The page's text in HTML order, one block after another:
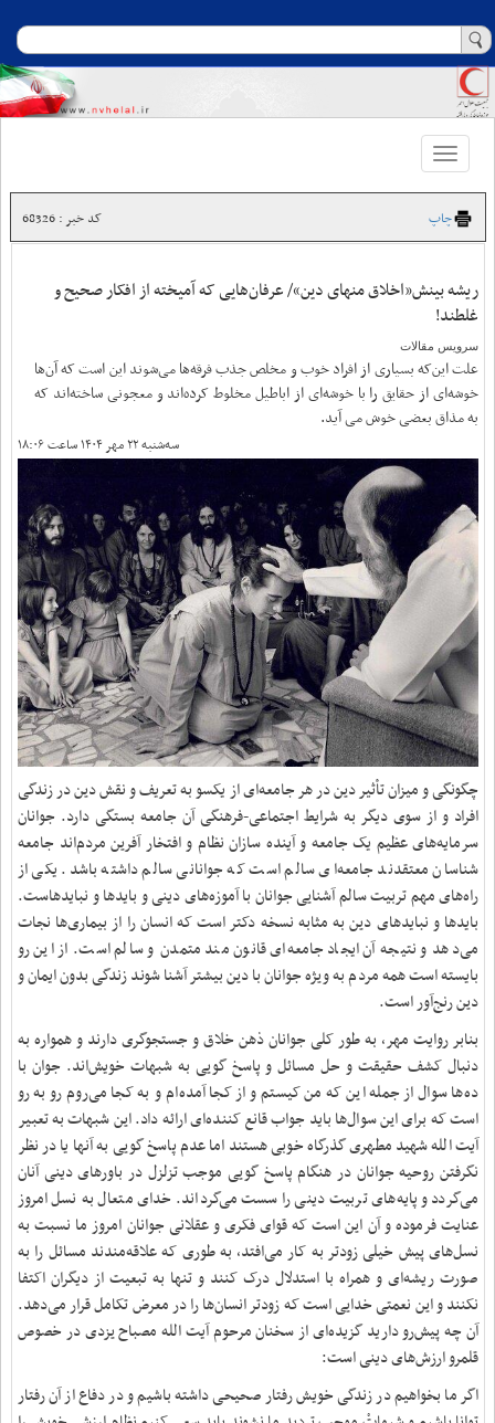
Toggle
navigation
چاپ کد خبر : 68326
ریشه بینش«اخلاق منهای دین»/ عرفان‌هایی که آمیخته‌ از افکار صحیح و
غلطند!
سرویس مقالات
علت این‌که بسیاری از افراد خوب و مخلص جذب فرقه‌ها می‌شوند این است که آن‌ها
خوشه‌ای از حقایق را با خوشه‌ای از اباطیل مخلوط کرده‌اند و معجونی ساخته‌اند که
به مذاق بعضی خوش می آید.
سه‌شنبه ۲۲ مهر ۱۴۰۴ ساعت ۱۸:۰۶
چگونگی و میزان تأثیر دین در هر جامعه‌ای از یکسو به تعریف و نقش دین در زندگی
افراد و از سوی دیگر به شرایط اجتماعی-فرهنگی آن جامعه بستگی دارد. جوانان
سرمایه‌های عظیم یک جامعه و آینده سازان نظام و افتخار آفرین مردم‌اند جامعه
شناسان معتقدند جامعه‌ای سالم است که جوانانی سالم داشته باشد. یکی از
راه‌های مهم تربیت سالم آشنایی جوانان با آموزه‌های دینی و بایدها و نبایدهاست.
بایدها و نبایدهای دین به مثابه نسخه دکتر است که انسان را از بیماری‌ها نجات
می‌دهد و نتیجه آن ایجاد جامعه‌ای قانون مند متمدن و سالم است. از این رو
بایسته است همه مردم به ویژه جوانان با دین بیشتر آشنا شوند زندگی بدون ایمان و
دین رنج‌آور است.
بنابر روایت مهر، به طور کلی جوانان ذهن خلاق و جستجوگری دارند و همواره به
دنبال کشف حقیقت و حل مسائل و پاسخ گویی به شبهات خویش‌اند. جوان با
ده‌ها سوال از جمله این که من کیستم و از کجا آمده‌ام و به کجا می‌روم رو به رو
است که برای این سوال‌ها باید جواب قانع کننده‌ای ارائه داد. این شبهات به تعبیر
آیت الله شهید مطهری گذرگاه خوبی هستند اما عدم پاسخ گویی به آنها یا در نظر
نگرفتن روحیه جوانان در هنگام پاسخ گویی موجب تزلزل در باورهای دینی آنان
می‌گردد و پایه‌های تربیت دینی را سست می‌گرداند. خدای متعال به نسل امروز
عنایت فرموده و آن این است که قوای فکری و عقلانی جوانان امروز ما نسبت به
نسل‌های پیش خیلی زودتر به کار می‌افتد، به طوری که علاقه‌مندند مسائل را به
صورت ریشه‌ای و همراه با استدلال درک کنند و تنها به تبعیت از دیگران اکتفا
نکنند و این نعمتی خدایی است که زودتر انسان‌ها را در معرض تکامل قرار می‌دهد.
آن چه پیش‌رو دارید گزیده‌ای از سخنان مرحوم آیت الله مصباح یزدی در خصوص
قلمرو ارزش‌های دینی است:
اگر ما بخواهیم در زندگی خویش رفتار صحیحی داشته باشیم و در دفاع از آن رفتار